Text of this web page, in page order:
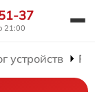
37
21:00
устройств